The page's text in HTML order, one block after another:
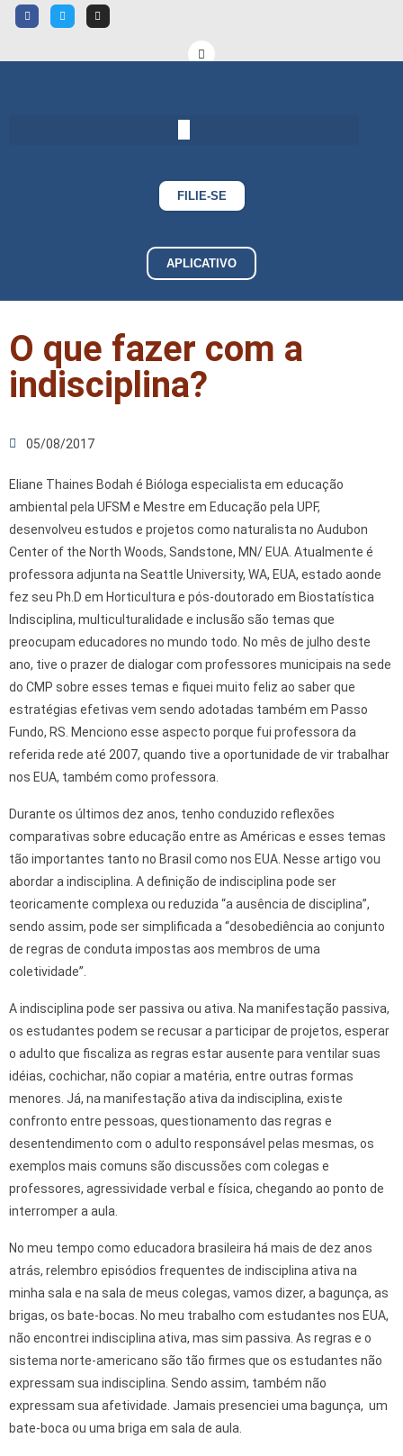
FILIE-SE
APLICATIVO
O que fazer com a
indisciplina?
05/08/2017
Eliane Thaines Bodah é Bióloga especialista em educação
ambiental pela UFSM e Mestre em Educação pela UPF,
desenvolveu estudos e projetos como naturalista no Audubon
Center of the North Woods, Sandstone, MN/ EUA. Atualmente é
professora adjunta na Seattle University, WA, EUA, estado aonde
fez seu Ph.D em Horticultura e pós-doutorado em Biostatística
Indisciplina, multiculturalidade e inclusão são temas que
preocupam educadores no mundo todo. No mês de julho deste
ano, tive o prazer de dialogar com professores municipais na sede
do CMP sobre esses temas e fiquei muito feliz ao saber que
estratégias efetivas vem sendo adotadas também em Passo
Fundo, RS. Menciono esse aspecto porque fui professora da
referida rede até 2007, quando tive a oportunidade de vir trabalhar
nos EUA, também como professora.
Durante os últimos dez anos, tenho conduzido reflexões
comparativas sobre educação entre as Américas e esses temas
tão importantes tanto no Brasil como nos EUA. Nesse artigo vou
abordar a indisciplina. A definição de indisciplina pode ser
teoricamente complexa ou reduzida “a ausência de disciplina”,
sendo assim, pode ser simplificada a “desobediência ao conjunto
de regras de conduta impostas aos membros de uma
coletividade”.
A indisciplina pode ser passiva ou ativa. Na manifestação passiva,
os estudantes podem se recusar a participar de projetos, esperar
o adulto que fiscaliza as regras estar ausente para ventilar suas
idéias, cochichar, não copiar a matéria, entre outras formas
menores. Já, na manifestação ativa da indisciplina, existe
confronto entre pessoas, questionamento das regras e
desentendimento com o adulto responsável pelas mesmas, os
exemplos mais comuns são discussões com colegas e
professores, agressividade verbal e física, chegando ao ponto de
interromper a aula.
No meu tempo como educadora brasileira há mais de dez anos
atrás, relembro episódios frequentes de indisciplina ativa na
minha sala e na sala de meus colegas, vamos dizer, a bagunça, as
brigas, os bate-bocas. No meu trabalho com estudantes nos EUA,
não encontrei indisciplina ativa, mas sim passiva. As regras e o
sistema norte-americano são tão firmes que os estudantes não
expressam sua indisciplina. Sendo assim, também não
expressam sua afetividade. Jamais presenciei uma bagunça, um
bate-boca ou uma briga em sala de aula.